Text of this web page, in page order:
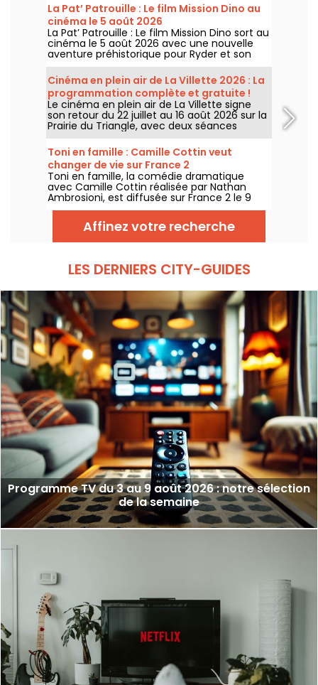
La Pat’ Patrouille : Le film Mission Dino au
cinéma le 5 août 2026
La Pat’ Patrouille : Le film Mission Dino sort au
cinéma le 5 août 2026 avec une nouvelle
aventure préhistorique pour Ryder et son
équipe.
Cinéma en plein air de La Villette 2026 : La
programmation complète et gratuite !
Le cinéma en plein air de La Villette signe
son retour du 22 juillet au 16 août 2026 sur la
Prairie du Triangle, avec deux séances
gratuites par jour, à 18h et 21h. Pour cette
35e édition, le festival met à l’honneur le
thème “L’appel de la forêt”. Découvrez la
programmation complète et gratuite !
Toni en famille : Camille Cottin veut
changer de vie sur France 2
Toni en famille, la comédie dramatique
avec Camille Cottin réalisée par Nathan
Ambrosioni, est diffusée sur France 2 le 9
août 2026 à 21h10.
Affinez votre recherche
LES DERNIERS CITY-GUIDES
Programme TV du 3 au 9 août 2026 : notre sélection
de la semaine